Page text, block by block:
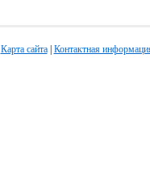
Карта сайта| Контактная